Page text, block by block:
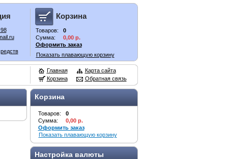
Корзина
Товаров:
0
Сумма:
0,00 р.
Оформить заказ
Показать плавающую корзину
Главная
Корзина
Карта сайта
Обратная связь
Корзина
Товаров:
0
Сумма:
0,00 р.
Оформить заказ
Показать плавающую корзину
Настройка валюты